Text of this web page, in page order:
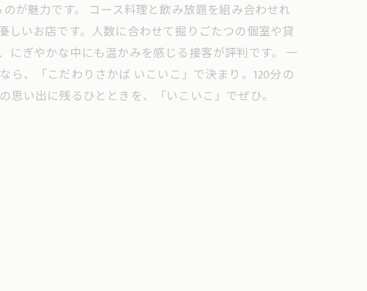
が魅力です。 コース料理と飲み放題を組み合わせれ
いお店です。人数に合わせて掘りごたつの個室や貸
ぎやかな中にも温かみを感じる接客が評判です。 一
、「こだわりさかば いこいこ」で決まり。120分の
い出に残るひとときを、「いこいこ」でぜひ。